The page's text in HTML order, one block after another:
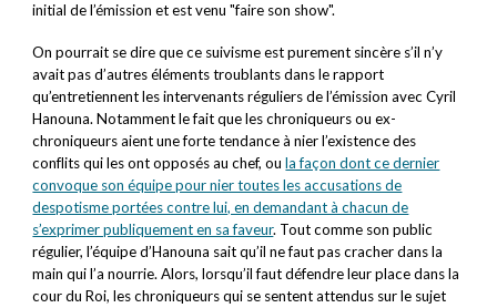
initial de l’émission et est venu "faire son show".
On pourrait se dire que ce suivisme est purement sincère s’il n’y
avait pas d’autres éléments troublants dans le rapport
qu’entretiennent les intervenants réguliers de l’émission avec Cyril
Hanouna. Notamment le fait que les chroniqueurs ou ex-
chroniqueurs aient une forte tendance à nier l’existence des
conflits qui les ont opposés au chef, oula façon dont ce dernier
convoque son équipe pour nier toutes les accusations de
despotisme portées contre lui, en demandant à chacun de
s’exprimer publiquement en sa faveur. Tout comme son public
régulier, l’équipe d’Hanouna sait qu’il ne faut pas cracher dans la
main qui l’a nourrie. Alors, lorsqu’il faut défendre leur place dans la
cour du Roi, les chroniqueurs qui se sentent attendus sur le sujet